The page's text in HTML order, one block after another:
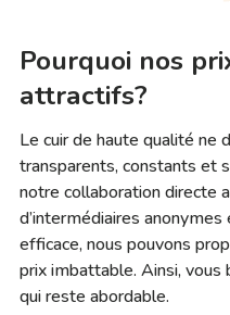
Pourquoi nos
attractifs?
Le cuir de haute qualité ne
transparents, constants et
notre collaboration directe
d’intermédiaires
efficace, nous pouvons
prix imbattable. Ainsi, vous
qui reste abordable.